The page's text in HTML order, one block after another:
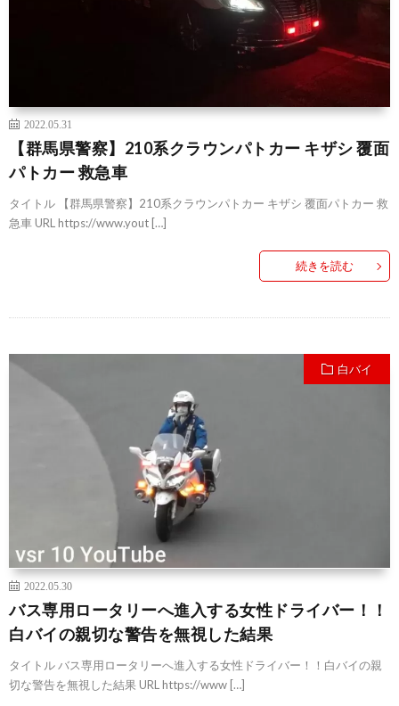
2022.05.31
【群馬県警察】210系クラウンパトカー キザシ 覆面
パトカー 救急車
タイトル 【群馬県警察】210系クラウンパトカー キザシ 覆面パトカー 救
急車 URL https://www.yout […]
続きを読む
白バイ
2022.05.30
バス専用ロータリーへ進入する女性ドライバー！！
白バイの親切な警告を無視した結果
タイトル バス専用ロータリーへ進入する女性ドライバー！！白バイの親
切な警告を無視した結果 URL https://www […]